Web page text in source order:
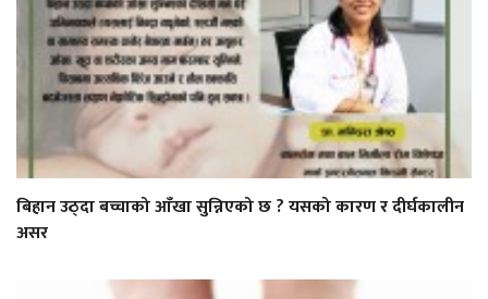
बिहान उठ्दा बच्चाको आँखा सुन्निएको छ ? यसको कारण र दीर्घकालीन
असर